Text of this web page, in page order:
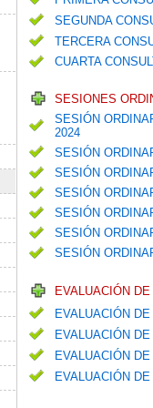
SEGUNDA
TERCERA
CUARTA
SESIONES
SESIÓN
2024
SESIÓN
SESIÓN
SESIÓN
SESIÓN
SESIÓN
SESIÓN
EVALUACIÓN
EVALUACIÓN
EVALUACIÓN
EVALUACIÓN
EVALUACIÓN